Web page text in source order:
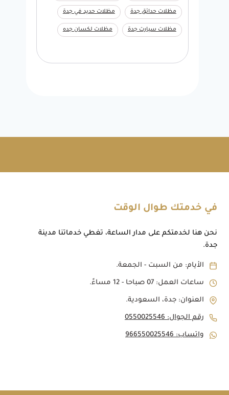
مظلات حدائق جدة مظلات حديد في جدة
مظلات سيارت جدة مظلات لكسان جده
في خدمتك طوال الوقت
نحن هنا لخدمتكم على مدار الساعة، تغطي خدماتنا مدينة
جدة.
الأيام: من السبت - الجمعة.
ساعات العمل: 07 صباحا - 12 مساءً.
العنوان: جدة، السعودية.
رقم الجوال: 0550025546
واتساب: 966550025546